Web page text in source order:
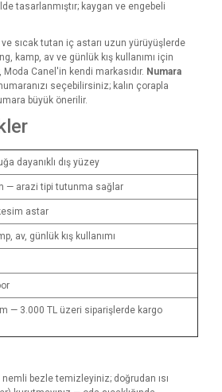
tasarlanmıştır; kaygan ve engebeli
sıcak tutan iç astarı uzun yürüyüşlerde
kamp, av ve günlük kış kullanımı için
Canel'in kendi markasıdır. Numara
seçebilirsiniz; kalın çorapla
büyük önerilir.
dayanıklı dış yüzey
— arazi tipi tutunma sağlar
astar
av, günlük kış kullanımı
— 3.000 TL üzeri siparişlerde kargo
nemli bezle temizleyiniz; doğrudan ısı